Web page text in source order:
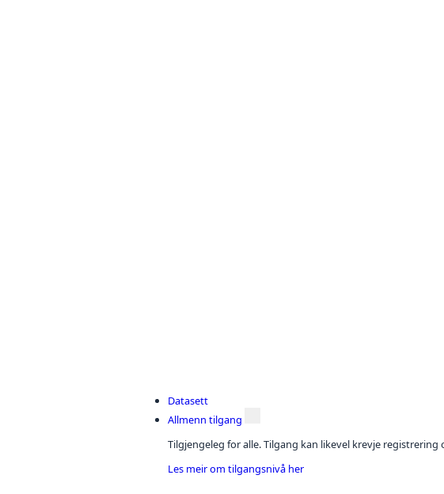
Datasett
Allmenn tilgang
Tilgjengeleg for alle. Tilgang kan likevel krevje
Les meir om tilgangsnivå her